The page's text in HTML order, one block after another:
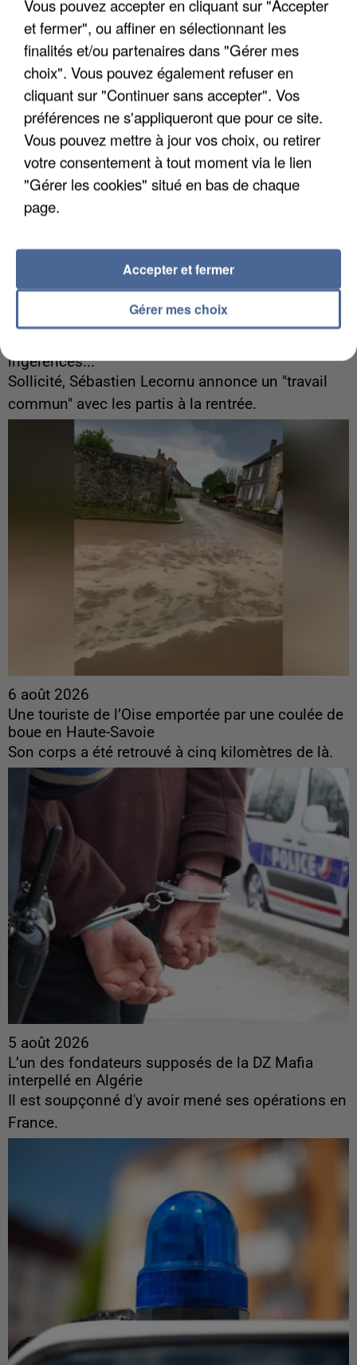
Un cofondateur du réseau avait été interpellé
quelques jours plus tôt.
6 août 2026
ingérences...
Sollicité, Sébastien Lecornu annonce un "travail
commun" avec les partis à la rentrée.
6 août 2026
Une touriste de l’Oise emportée par une coulée de
boue en Haute-Savoie
Son corps a été retrouvé à cinq kilomètres de là.
5 août 2026
L’un des fondateurs supposés de la DZ Mafia
interpellé en Algérie
Il est soupçonné d'y avoir mené ses opérations en
France.
Vous pouvez accepter en cliquant sur "Accepter
et fermer", ou affiner en sélectionnant les
finalités et/ou partenaires dans "Gérer mes
choix". Vous pouvez également refuser en
cliquant sur "Continuer sans accepter". Vos
préférences ne s'appliqueront que pour ce site.
Vous pouvez mettre à jour vos choix, ou retirer
votre consentement à tout moment via le lien
"Gérer les cookies" situé en bas de chaque
page.
Gérer mes choix
Accepter et fermer